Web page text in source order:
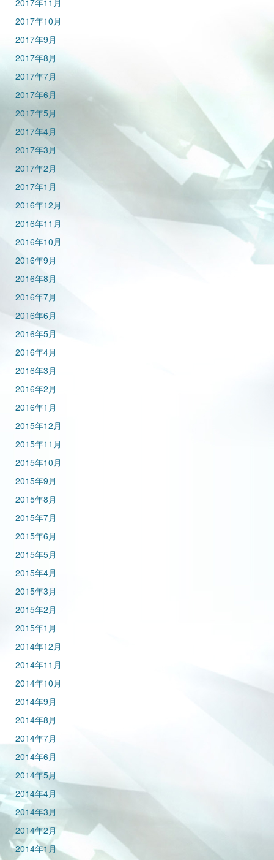
2017年11月
2017年10月
2017年9月
2017年8月
2017年7月
2017年6月
2017年5月
2017年4月
2017年3月
2017年2月
2017年1月
2016年12月
2016年11月
2016年10月
2016年9月
2016年8月
2016年7月
2016年6月
2016年5月
2016年4月
2016年3月
2016年2月
2016年1月
2015年12月
2015年11月
2015年10月
2015年9月
2015年8月
2015年7月
2015年6月
2015年5月
2015年4月
2015年3月
2015年2月
2015年1月
2014年12月
2014年11月
2014年10月
2014年9月
2014年8月
2014年7月
2014年6月
2014年5月
2014年4月
2014年3月
2014年2月
2014年1月